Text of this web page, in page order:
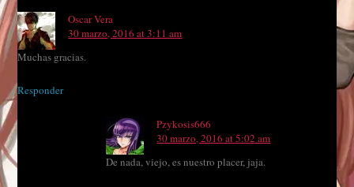
Oscar Vera
30 marzo, 2016 at 3:11 am
Muchas gracias.
Responder
Pzykosis666
30 marzo, 2016 at 5:02 am
De nada, viejo, es nuestro placer, jaja.